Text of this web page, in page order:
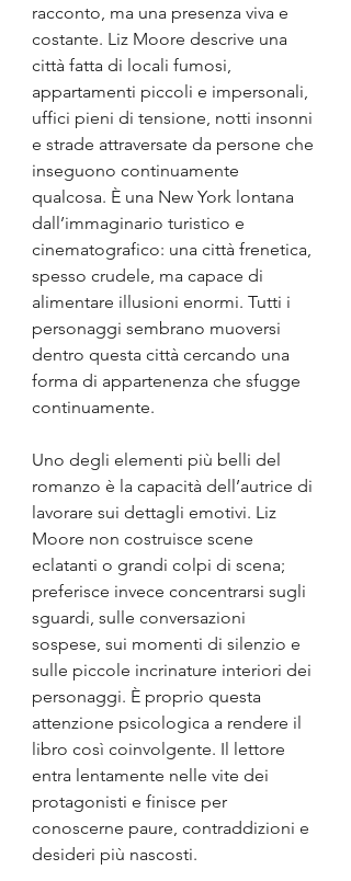
racconto, ma una presenza viva e
costante. Liz Moore descrive una
città fatta di locali fumosi,
appartamenti piccoli e impersonali,
uffici pieni di tensione, notti insonni
e strade attraversate da persone che
inseguono continuamente
qualcosa. È una New York lontana
dall’immaginario turistico e
cinematografico: una città frenetica,
spesso crudele, ma capace di
alimentare illusioni enormi. Tutti i
personaggi sembrano muoversi
dentro questa città cercando una
forma di appartenenza che sfugge
continuamente.
Uno degli elementi più belli del
romanzo è la capacità dell’autrice di
lavorare sui dettagli emotivi. Liz
Moore non costruisce scene
eclatanti o grandi colpi di scena;
preferisce invece concentrarsi sugli
sguardi, sulle conversazioni
sospese, sui momenti di silenzio e
sulle piccole incrinature interiori dei
personaggi. È proprio questa
attenzione psicologica a rendere il
libro così coinvolgente. Il lettore
entra lentamente nelle vite dei
protagonisti e finisce per
conoscerne paure, contraddizioni e
desideri più nascosti.